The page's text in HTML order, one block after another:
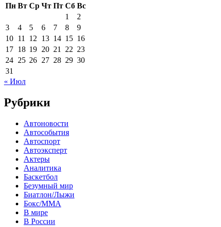
Пн Вт Ср Чт Пт Сб Вс
1
2
3
4 5 6 7 8
9
10 11 12 13 14 15 16
17 18 19 20 21 22 23
24 25 26 27 28 29 30
31
« Июл
Рубрики
Автоновости
Автособытия
Автоспорт
Автоэксперт
Актеры
Аналитика
Баскетбол
Безумный мир
Биатлон/Лыжи
Бокс/MMA
В мире
В России